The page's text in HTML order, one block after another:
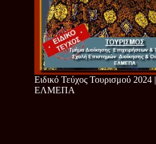
Ειδικό Τεύχος Τουρισμού 2024 |
ΕΛΜΕΠΑ